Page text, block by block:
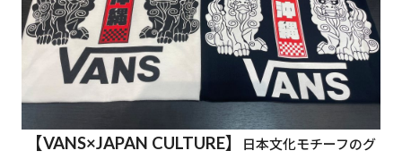
【VANS×JAPAN CULTURE】
日本文化モチーフのグ